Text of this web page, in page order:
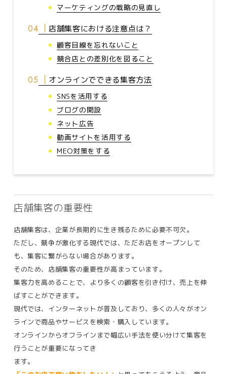
マーケティングの戦略の見直し
店舗集客における注意点は？
顧客目線を忘れないこと
競合店との差別化を図ること
オンラインでできる集客方法
SNSを活用する
ブログの開設
ネット広告
動画サイトを活用する
MEO対策をする
店舗集客の重要性
店舗集客は、企業が長期的に生き残るために必要不可欠。
ただし、競争が激化する現代では、ただお店をオープンして
も、集客に繋がらない場合があります。
そのため、店舗集客の重要性が高まっています。
集客力を高めることで、より多くの顧客を引き付け、売上を伸
ばすことができます。
現代では、インターネットが普及しており、多くの人々がオン
ラインで商品やサービスを検索・購入しています。
オンラインからオフラインまで幅広い手法を使い分けて集客を
行うことが重要になってき
ます。